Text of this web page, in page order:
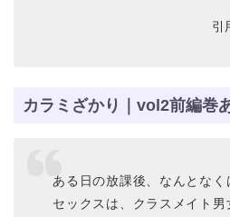
引
カラミざかり｜vol2前編巻
ある日の放課後、なんとなく
セックスは、クラスメイト